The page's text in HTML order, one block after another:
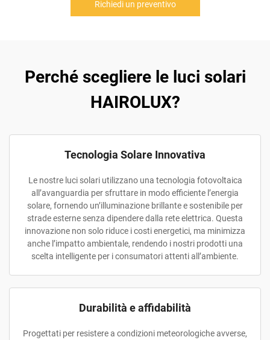
Richiedi un preventivo
Perché scegliere le luci solari
HAIROLUX?
Tecnologia Solare Innovativa
Le nostre luci solari utilizzano una tecnologia fotovoltaica
all’avanguardia per sfruttare in modo efficiente l’energia
solare, fornendo un’illuminazione brillante e sostenibile per
strade esterne senza dipendere dalla rete elettrica. Questa
innovazione non solo riduce i costi energetici, ma minimizza
anche l’impatto ambientale, rendendo i nostri prodotti una
scelta intelligente per i consumatori attenti all’ambiente.
Durabilità e affidabilità
Progettati per resistere a condizioni meteorologiche avverse,